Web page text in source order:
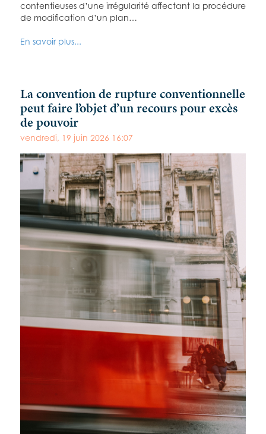
contentieuses d’une irrégularité affectant la procédure
de modification d’un plan…
En savoir plus...
La convention de rupture conventionnelle
peut faire l’objet d’un recours pour excès
de pouvoir
vendredi, 19 juin 2026 16:07